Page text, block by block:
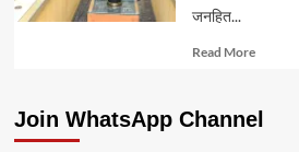
जनहित...
Read MoreRead
Join WhatsApp Channel